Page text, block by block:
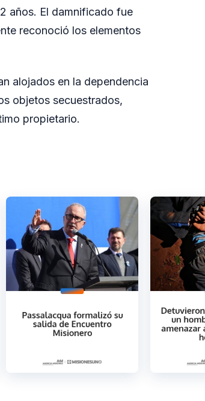
años. El damnificado fue
reconoció los elementos
alojados en la dependencia
objetos secuestrados,
propietario.